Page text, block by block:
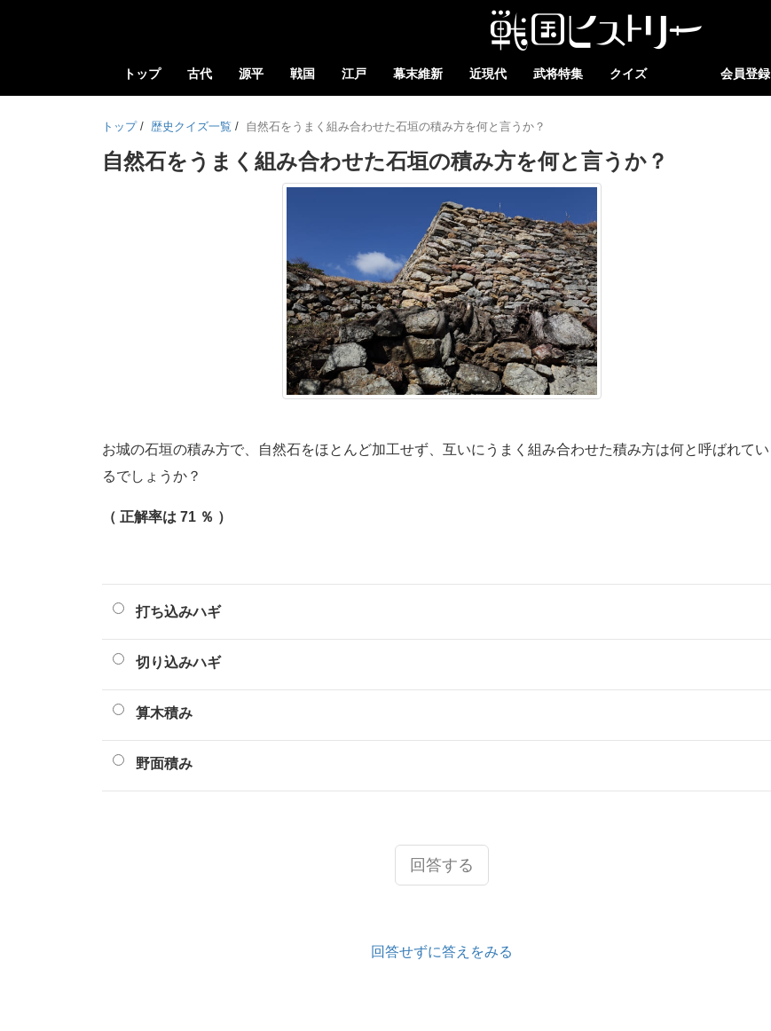
トップ 古代 源平 戦国 江戸 幕末維新 近現代 武将特集 クイズ 会員登録
トップ / 歴史クイズ一覧 / 自然石をうまく組み合わせた石垣の積み方を何と言うか？
自然石をうまく組み合わせた石垣の積み方を何と言うか？
お城の石垣の積み方で、自然石をほとんど加工せず、互いにうまく組み合わせた積み方は何と呼ばれてい
るでしょうか？
（ 正解率は 71 ％ ）
打ち込みハギ
切り込みハギ
算木積み
野面積み
回答する
回答せずに答えをみる